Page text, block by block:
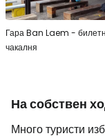
Гара Ban Laem -
чакалня
На собствен
Много туристи